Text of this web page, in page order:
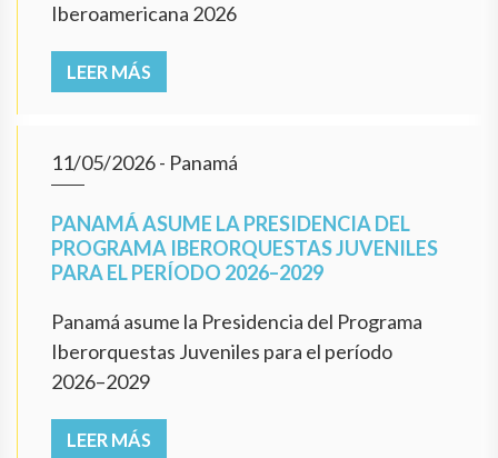
Iberoamericana 2026
LEER MÁS
11/05/2026- Panamá
PANAMÁ ASUME LA PRESIDENCIA DEL
PROGRAMA IBERORQUESTAS JUVENILES
PARA EL PERÍODO 2026–2029
Panamá asume la Presidencia del Programa
Iberorquestas Juveniles para el período
2026–2029
LEER MÁS